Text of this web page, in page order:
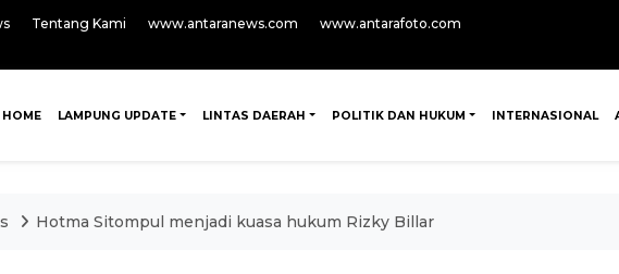
Tentang Kami www.antaranews.com
www.antarafoto.com
HOME LAMPUNG UPDATE LINTAS DAERAH POLITIK DAN HUKUM INTERNASIONAL
Hotma Sitompul menjadi kuasa hukum Rizky Billar